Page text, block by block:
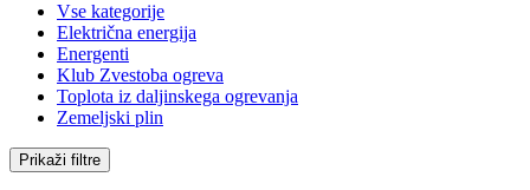
Vse kategorije
Električna energija
Energenti
Klub Zvestoba ogreva
Toplota iz daljinskega ogrevanja
Zemeljski plin
Prikaži filtre